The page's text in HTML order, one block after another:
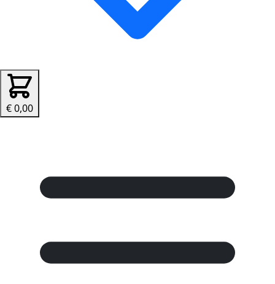
€ 0,00